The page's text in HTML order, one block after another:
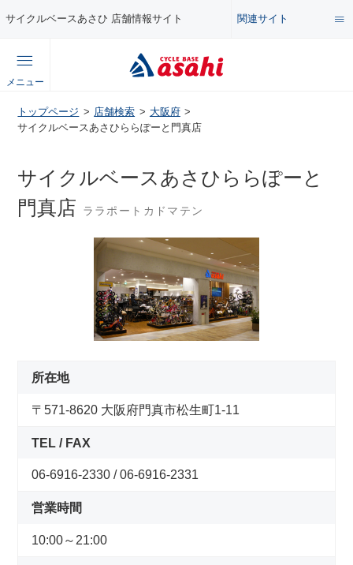
サイクルベースあさひ 店舗情報サイト 関連サイト
総合サイト
公式オンラインストア
企業情報サイト
店舗情報サイト
メニュー
コンテンツ
特集・イベント
メンテナンス・カスタム講座
自転車・パーツの使い方・選び方
ぶろぐ・で・あさひ
オリジナルブランド一覧
トップページ 店舗検索
大阪府
サイクルベースあさひららぽーと門真店
サイクルベースあさひららぽーと
門真店
ララポートカドマテン
所在地
〒571-8620 大阪府門真市松生町1-11
TEL / FAX
06-6916-2330 / 06-6916-2331
営業時間
10:00～21:00